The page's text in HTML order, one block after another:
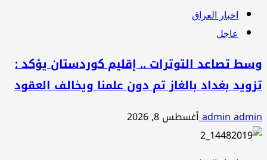
اخبار العراق
عاجل
وسط تصاعد التوترات .. إقليم كوردستان يؤكد :
تزويد بغداد بالغاز تم دون علمنا ويخالف العقود
admin adminأغسطس 8, 2026